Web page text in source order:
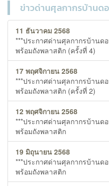
ข่าวด่านศุลกากรบ้านด
11 ธันวาคม 2568
***ประกาศด่านศุลกากรบ้าน
พร้อมถังพลาสติก (ครั้งที่ 4)
17 พฤศจิกายน 2568
***ประกาศด่านศุลกากรบ้าน
พร้อมถังพลาสติก (ครั้งที่ 2)
12 พฤศจิกายน 2568
***ประกาศด่านศุลกากรบ้าน
พร้อมถังพลาสติก
19 มิถุนายน 2568
***ประกาศด่านศุลกากรบ้าน
พร้อมถังพลาสติก